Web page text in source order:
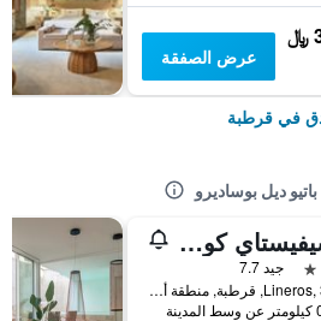
عرض الصفقة
في قرطبة
ديل بوساديرو
سيفيستاي كوردوبا ميسكويتا كاتيدرال
جيد 7.7
Lineros, 38, قرطبة, منطقة أندلوسيا, أسبانيا